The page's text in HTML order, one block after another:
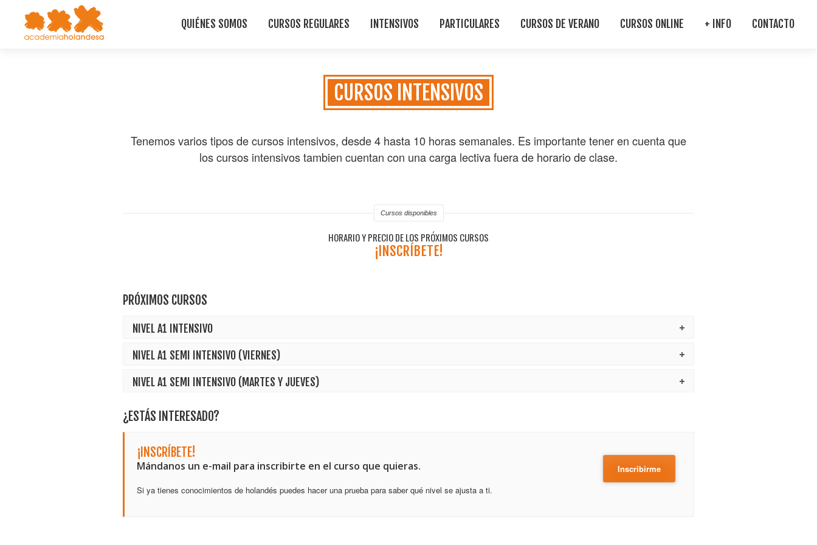
QUIÉNES SOMOS CURSOS REGULARES INTENSIVOS PARTICULARES CURSOS DE VERANO CURSOS ONLINE + INFO CONTACTO
CURSOS INTENSIVOS
Tenemos varios tipos de cursos intensivos, desde 4 hasta 10 horas semanales. Es importante tener en cuenta que
los cursos intensivos tambien cuentan con una carga lectiva fuera de horario de clase.
Cursos disponibles
HORARIO Y PRECIO DE LOS PRÓXIMOS CURSOS
¡INSCRÍBETE!
PRÓXIMOS CURSOS
NIVEL A1 INTENSIVO
NIVEL A1 SEMI INTENSIVO (VIERNES)
NIVEL A1 SEMI INTENSIVO (MARTES Y JUEVES)
¿ESTÁS INTERESADO?
¡INSCRÍBETE!
Mándanos un e-mail para inscribirte en el curso que quieras.
Si ya tienes conocimientos de holandés puedes hacer una prueba para saber qué nivel se ajusta a ti.
Inscribirme